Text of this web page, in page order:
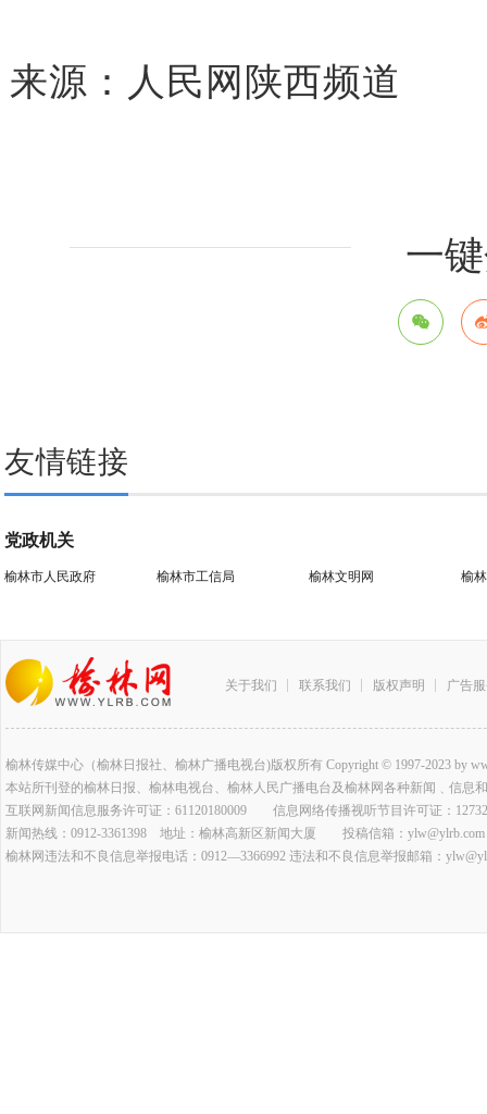
来源： 人民网陕西频道
一
友情链接
党政机关
榆林市人民政府 榆林市工信局 榆林文明网 榆
关于我们 联系我们 版权声明 广告
榆林传媒中心（榆林日报社、榆林广播电视台)版权所有 Copyright © 1997-2023 by
本站所刊登的榆林日报、榆林电视台、榆林人民广播电台及榆林网各种新闻﹑信
互联网新闻信息服务许可证：61120180009 信息网络传播视听节目许可证：
新闻热线：0912-3361398 地址：榆林高新区新闻大厦 投稿信箱：ylw@ylrb.com
榆林网违法和不良信息举报电话：0912—3366992 违法和不良信息举报邮箱：